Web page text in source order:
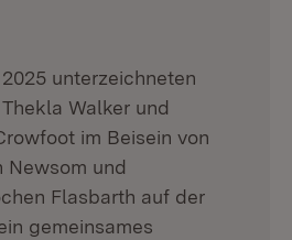
unterzeichneten
Walker und
im Beisein von
Newsom und
Flasbarth auf der
gemeinsames